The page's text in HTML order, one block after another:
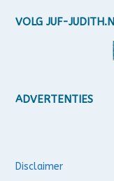
VOLG JUF-
ADVERTENTIES
Disclaimer